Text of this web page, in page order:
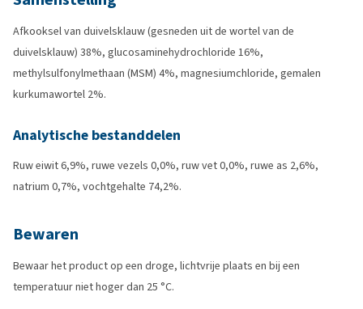
Afkooksel van duivelsklauw (gesneden uit de wortel van de
duivelsklauw) 38%, glucosaminehydrochloride 16%,
methylsulfonylmethaan (MSM) 4%, magnesiumchloride, gemalen
kurkumawortel 2%.
Analytische bestanddelen
Ruw eiwit 6,9%, ruwe vezels 0,0%, ruw vet 0,0%, ruwe as 2,6%,
natrium 0,7%, vochtgehalte 74,2%.
Bewaren
Bewaar het product op een droge, lichtvrije plaats en bij een
temperatuur niet hoger dan 25 °C.